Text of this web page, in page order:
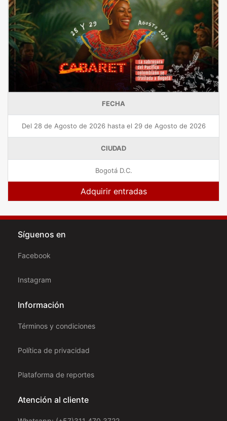
FECHA
Del 28 de Agosto de 2026 hasta el 29 de Agosto de 2026
CIUDAD
Bogotá D.C.
Adquirir entradas
Síguenos en
Facebook
Instagram
Información
Términos y condiciones
Política de privacidad
Plataforma de reportes
Atención al cliente